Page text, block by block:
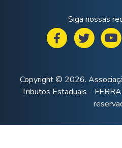
Siga nossas
Copyright © 2026.
Tributos Estaduais -